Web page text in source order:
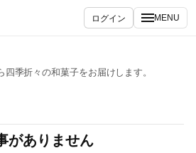
ログイン MENU
季折々の和菓子をお届けします。
がありません